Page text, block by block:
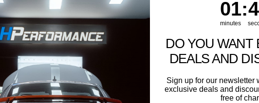
1
01
minutes
: 40
DO YOU WANT
DEALS AND
Sign up for our newsletter
exclusive deals and
free of